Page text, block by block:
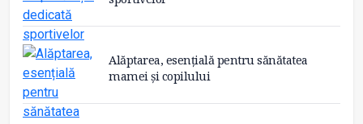
Alăptarea, esențială pentru sănătatea
mamei și copilului